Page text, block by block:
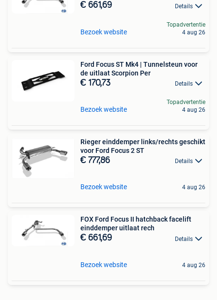
€ 661,69 Details
Bezoek website
Topadvertentie
4 aug 26
Ford Focus ST Mk4 | Tunnelsteun voor
de uitlaat Scorpion Per
€ 170,73 Details
Bezoek website
Topadvertentie
4 aug 26
Rieger einddemper links/rechts geschikt
voor Ford Focus 2 ST
€ 777,86 Details
Bezoek website 4 aug 26
FOX Ford Focus II hatchback facelift
einddemper uitlaat rech
€ 661,69 Details
Bezoek website 4 aug 26